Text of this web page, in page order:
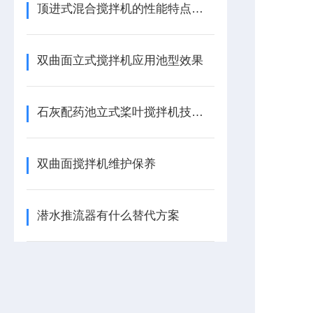
顶进式混合搅拌机的性能特点，一看便知
双曲面立式搅拌机应用池型效果
石灰配药池立式桨叶搅拌机技术描述
双曲面搅拌机维护保养
潜水推流器有什么替代方案